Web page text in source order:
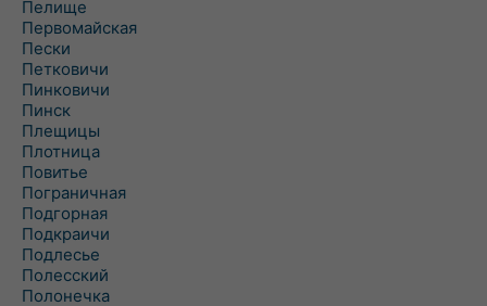
Пелище
Первомайская
Пески
Петковичи
Пинковичи
Пинск
Плещицы
Плотница
Повитье
Пограничная
Подгорная
Подкраичи
Подлесье
Полесский
Полонечка